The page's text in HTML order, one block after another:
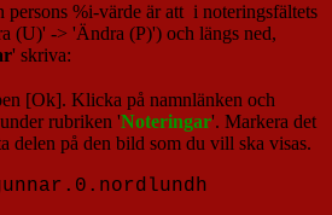
persons %i-värde är att i noteringsfältets
(U)' -> 'Ändra (P)') och längs ned,
' skriva:
[Ok]. Klicka på namnlänken och
rubriken 'Noteringar'. Markera det
delen på den bild som du vill ska visas.